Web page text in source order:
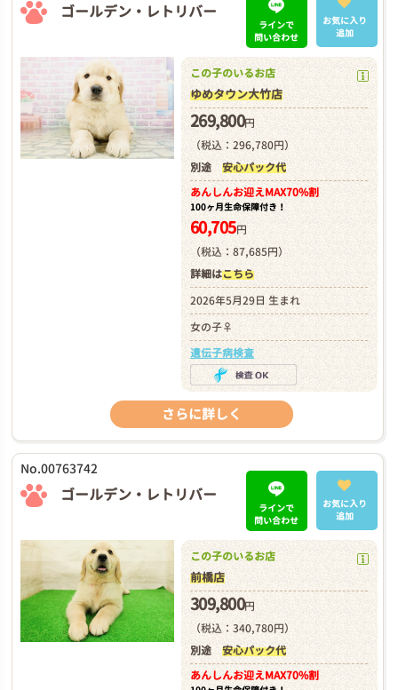
ゴールデン・レトリバー
ラインで
問い合わせ
お気に入り
追加
この子のいるお店
ゆめタウン大竹店
269,800円
（税込：296,780円）
別途 安心パック代
あんしんお迎えMAX70%割
100ヶ月生命保障付き！
60,705円
（税込：87,685円）
詳細はこちら
2026年5月29日 生まれ
女の子♀
遺伝子病検査
さらに詳しく
No.00763742
ゴールデン・レトリバー
ラインで
問い合わせ
お気に入り
追加
この子のいるお店
前橋店
309,800円
（税込：340,780円）
別途 安心パック代
あんしんお迎えMAX70%割